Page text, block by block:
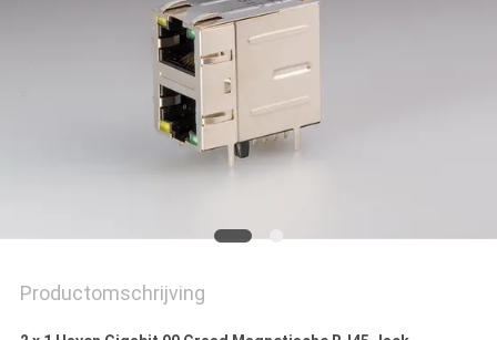
Productomschrijving